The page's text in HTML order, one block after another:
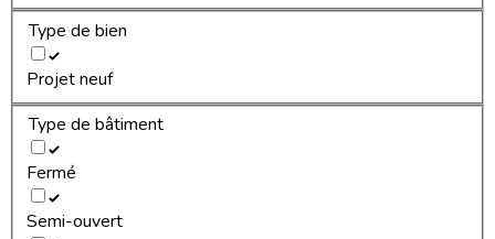
Type de bien
Projet neuf
Type de bâtiment
Fermé
Semi-ouvert